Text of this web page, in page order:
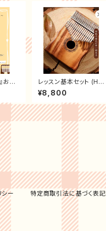
おて
レッスン基本セット (Hlu
ru17キーカリンバ + お
てがるカリンバ教本 +
基礎練習本)
¥8,800
シー 特定商取引法に基づく表記